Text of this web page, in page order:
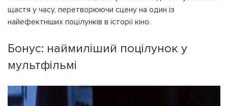
щастя у часу, перетворюючи сцену на один із
найефектніших поцілунків в історії кіно.
Бонус: наймиліший поцілунок у
мультфільмі